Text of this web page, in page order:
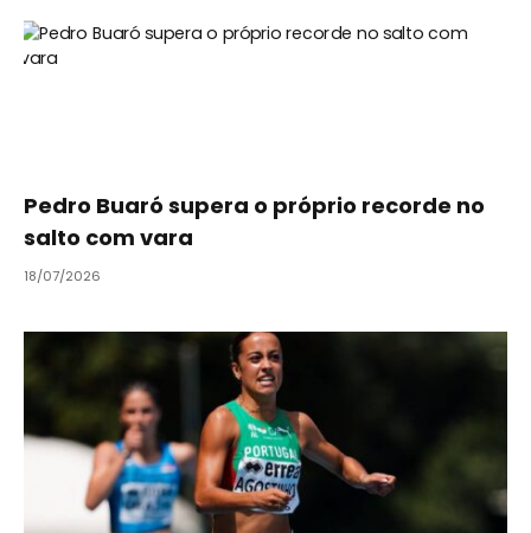
Pedro Buaró supera o próprio recorde no
salto com vara
18/07/2026